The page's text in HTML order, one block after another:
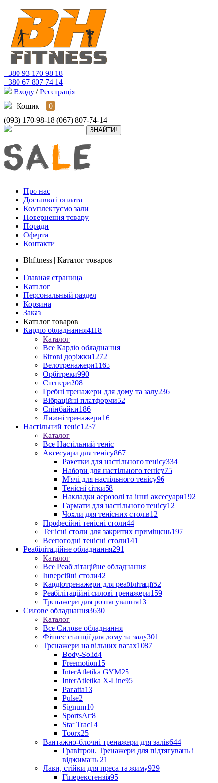
+380 93 170 98 18
+380 67 807 74 14
Входу / Реєстрація
Кошик
0
(093) 170-98-18 (067) 807-74-14
Про нас
Доставка і оплата
Комплектуємо зали
Повернення товару
Поради
Оферта
Контакти
Bhfitness | Каталог товаров
Главная страница
Каталог
Персональный раздел
Корзина
Заказ
Каталог товаров
Кардіо обладнання4118
Каталог
Все Кардіо обладнання
Бігові доріжки1272
Велотренажери1163
Орбітреки990
Степери208
Гребні тренажери для дому та залу236
Вібраційні платформи52
Спінбайки186
Лижні тренажери16
Настільний теніс1237
Каталог
Все Настільний теніс
Аксесуари для тенісу867
Ракетки для настільного тенісу334
Набори для настільного тенісу75
М'ячі для настільного тенісу96
Тенісні сітки58
Накладки аерозолі та інші аксесуари192
Гармати для настільного тенісу12
Чохли для тенісних столів12
Професійні тенісні столи44
Тенісні столи для закритих приміщень197
Всепогодні тенісні столи141
Реабілітаційне обладнання291
Каталог
Все Реабілітаційне обладнання
Інверсійні столи42
Кардіотренажери для реабілітації52
Реабілітаційні силові тренажери159
Тренажери для розтягування13
Силове обладнання3630
Каталог
Все Силове обладнання
Фітнес станції для дому та залу301
Тренажери на вільних вагах1087
Body-Solid4
Freemotion15
InterAtletika GYM25
InterAtletika X-Line95
Panatta13
Pulse2
Signum10
SportsArt8
Star Trac14
Toorx25
Вантажно-блочні тренажери для залів644
Гравітрон. Тренажери для підтягувань і
віджимань 21
Лави, стійки для преса та жиму929
Гіперекстензія95